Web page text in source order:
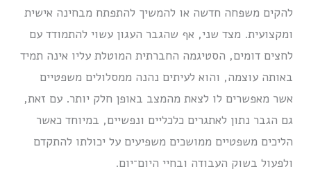
להקים משפחה חדשה או להמשיך להתפתח מבחינה אישית
ומקצועית. מצד שני, אף שהגבר העגון עשוי להתמודד עם
לחצים דומים, הסטיגמה החברתית המוטלת עליו אינה תמיד
באותה עוצמה, והוא לעיתים נהנה ממסלולים משפטיים
אשר מאפשרים לו לצאת מהמצב באופן חלק יותר. עם זאת,
גם הגבר נתון לאתגרים כלכליים ונפשיים, במיוחד כאשר
הליכים משפטיים ממושכים משפיעים על יכולתו להתקדם
ולפעול בשוק העבודה ובחיי היום־יום.